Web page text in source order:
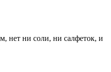
нет ни соли, ни салфеток, и